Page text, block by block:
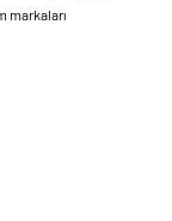
markaları